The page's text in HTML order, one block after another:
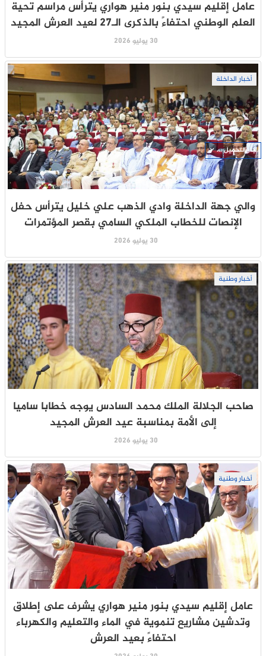
عامل إقليم سيدي بنور منير هواري يترأس مراسم تحية
العلم الوطني احتفاءً بالذكرى الـ27 لعيد العرش المجيد
30 يوليو 2026
أخبار الداخلة
والي جهة الداخلة وادي الذهب علي خليل يترأس حفل
الإنصات للخطاب الملكي السامي بقصر المؤتمرات
30 يوليو 2026
أخبار وطنية
صاحب الجلالة الملك محمد السادس يوجه خطابا ساميا
إلى الأمة بمناسبة عيد العرش المجيد
30 يوليو 2026
أخبار وطنية
عامل إقليم سيدي بنور منير هواري يشرف على إطلاق
وتدشين مشاريع تنموية في الماء والتعليم والكهرباء
احتفاءً بعيد العرش
جار التحميل ...